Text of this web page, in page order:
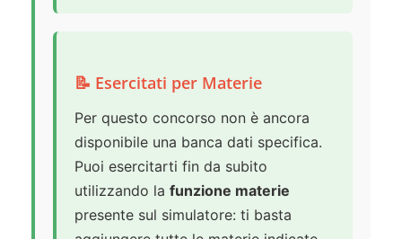
📝 Esercitati per Materie
Per questo concorso non è ancora
disponibile una banca dati specifica.
Puoi esercitarti fin da subito
utilizzando la funzione materie
presente sul simulatore: ti basta